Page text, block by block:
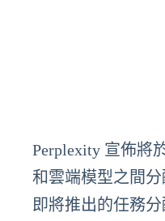
Perplexity 宣佈將
和雲端模型之間
即將推出的任務